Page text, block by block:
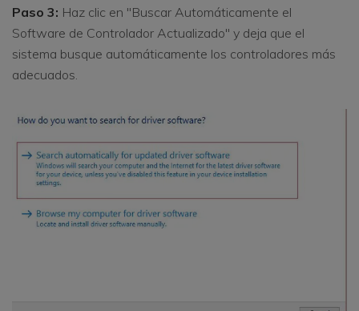
Paso 3: Haz clic en "Buscar Automáticamente el
Software de Controlador Actualizado" y deja que el
sistema busque automáticamente los controladores más
adecuados.